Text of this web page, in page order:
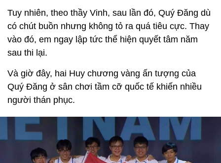
Tuy nhiên, theo thầy Vinh, sau lần đó, Quý Đăng dù
có chút buồn nhưng không tỏ ra quá tiêu cực. Thay
vào đó, em ngay lập tức thể hiện quyết tâm năm
sau thi lại.
Và giờ đây, hai Huy chương vàng ấn tượng của
Quý Đăng ở sân chơi tầm cỡ quốc tế khiến nhiều
người thán phục.